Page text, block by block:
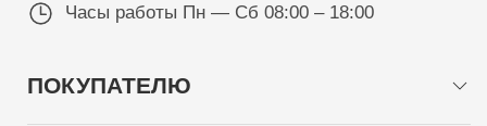
Часы работы Пн — Сб 08:00 – 18:00
ПОКУПАТЕЛЮ